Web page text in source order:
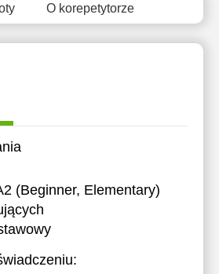
O korepetytorze
(Beginner, Elementary)